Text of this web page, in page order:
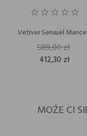
Vetiver Sensuel
589,00 zł
412,30 zł
MOŻE CI